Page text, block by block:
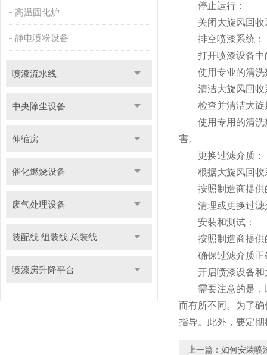
高温固化炉
静电喷粉设备
喷漆流水线
中央除尘设备
伸缩房
催化燃烧设备
废气处理设备
装配线 组装线 总装线
喷漆房升降平台
停止运行：
关闭大旋风回收系
排空喷漆系统：
打开喷漆设备中的
使用专业的清洗
清洁大旋风回收
检查并清洁大旋
使用专用的清洗剂
害。
更换过滤介质：
根据大旋风回收系
按照制造商提供
清理或更换过滤介
安装和测试：
按照制造商提供的
确保过滤介质正
开启喷漆设备和大
需要注意的是，以
而有所不同。为了
指导。此外，要定
上一篇： 如何安装喷